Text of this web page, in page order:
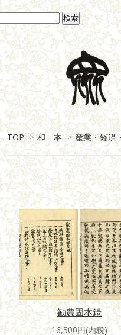
TOP > 和 本 > 産業・経済
勧農固本録
16,500円(内税)